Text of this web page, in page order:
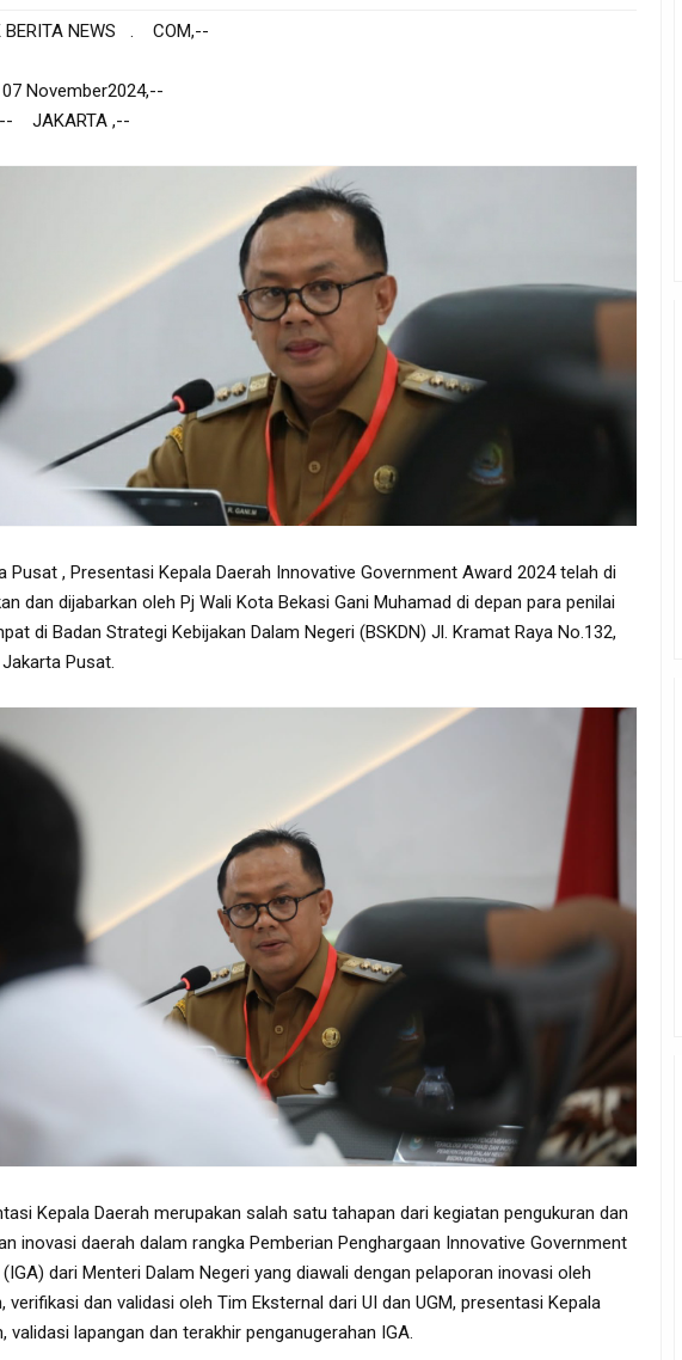
BERITA NEWS . COM,--
November2024,--
JAKARTA ,--
Pusat , Presentasi Kepala Daerah Innovative Government Award 2024 telah di
dan dijabarkan oleh Pj Wali Kota Bekasi Gani Muhamad di depan para penilai
di Badan Strategi Kebijakan Dalam Negeri (BSKDN) Jl. Kramat Raya No.132,
Pusat.
Kepala Daerah merupakan salah satu tahapan dari kegiatan pengukuran dan
inovasi daerah dalam rangka Pemberian Penghargaan Innovative Government
dari Menteri Dalam Negeri yang diawali dengan pelaporan inovasi oleh
verifikasi dan validasi oleh Tim Eksternal dari UI dan UGM, presentasi Kepala
validasi lapangan dan terakhir penganugerahan IGA.